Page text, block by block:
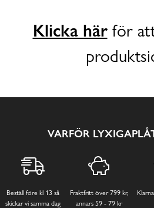
Klicka härför
VARFÖR
Beställ före kl 13 så
skickar vi samma dag
Fraktfritt över 799 kr,
annars 59 - 79 kr